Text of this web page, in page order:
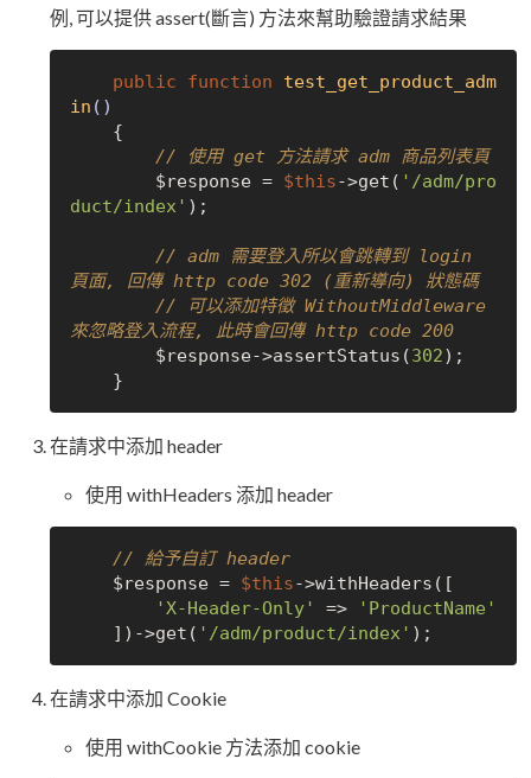
例, 可以提供 assert(斷言) 方法來幫助驗證請求結果
public function
test_get_product_adm
in ()
{
// 使用 get 方法請求 adm 商品列表頁
        $response =
$this->get( '/adm/pro
duct/index' );
// adm 需要登入所以會跳轉到 login
頁面, 回傳 http code 302 (重新導向) 狀態碼
// 可以添加特徵 WithoutMiddleware
來忽略登入流程, 此時會回傳 http code 200
        $response->assertStatus(
302);
在請求中添加 header
使用 withHeaders 添加 header
// 給予自訂 header
    $response =
$this->withHeaders([
'X-Header-Only'
=>
'ProductName'
    ])->get(
'/adm/product/index'
在請求中添加 Cookie
使用 withCookie 方法添加 cookie